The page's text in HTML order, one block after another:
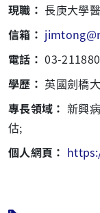
現職： 長庚大學
信箱：
電話： 03-
學歷： 英國劍橋
專長領域： 新興
估;
個人網頁：